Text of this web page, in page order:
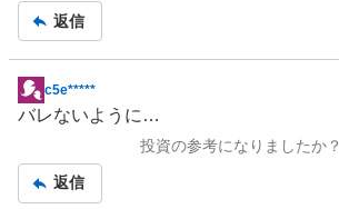
返信
掲
示
事
c5e*****
バレないように…
投資の参考になりましたか？
返信